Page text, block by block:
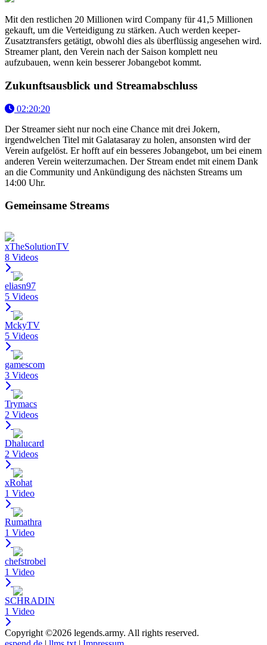
Mit den restlichen 20 Millionen wird Company für 41,5 Millionen
gekauft, um die Verteidigung zu stärken. Auch werden keeper-
Zusatztransfers getätigt, obwohl dies als überflüssig angesehen wird.
Streamer plant, den Verein nach der Saison komplett neu
aufzubauen, wenn kein besserer Jobangebot kommt.
Zukunftsausblick und Streamabschluss
02:20:20
Der Streamer sieht nur noch eine Chance mit drei Jokern,
irgendwelchen Titel mit Galatasaray zu holen, ansonsten wird der
Verein aufgelöst. Er hofft auf ein besseres Jobangebot, um bei einem
anderen Verein weiterzumachen. Der Stream endet mit einem Dank
an die Community und Ankündigung des nächsten Streams um
14:00 Uhr.
Gemeinsame Streams
xTheSolutionTV
8 Videos
eliasn97
5 Videos
MckyTV
5 Videos
gamescom
3 Videos
Trymacs
2 Videos
Dhalucard
2 Videos
xRohat
1 Video
Rumathra
1 Video
chefstrobel
1 Video
SCHRADIN
1 Video
Copyright ©2026 legends.army. All rights reserved.